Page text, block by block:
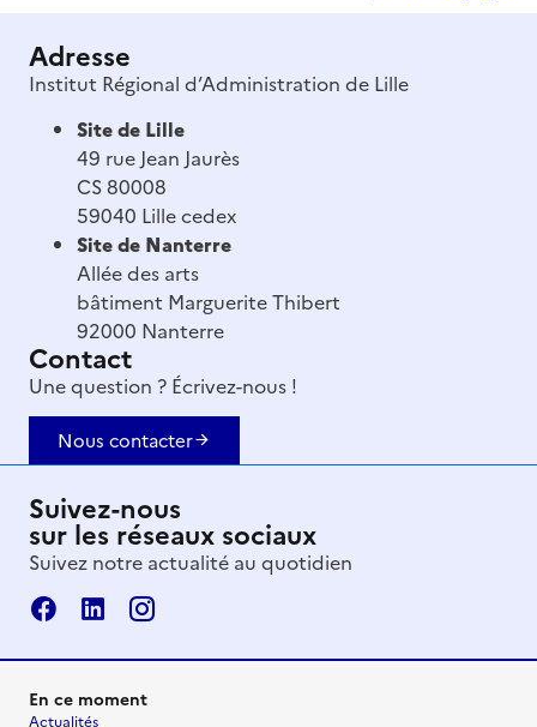
Adresse
Institut Régional d’Administration de Lille
Site de Lille
49 rue Jean Jaurès
CS 80008
59040 Lille cedex
Site de Nanterre
Allée des arts
bâtiment Marguerite Thibert
92000 Nanterre
Contact
Une question ? Écrivez-nous !
Nous contacter
Suivez-nous
sur les réseaux sociaux
Suivez notre actualité au quotidien
En ce moment
Actualités